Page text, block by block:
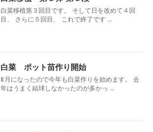
白菜移植第３回目です。 そして日を改めて４回
目、 さらに５回目、 これで終了です ...
白菜 ポット苗作り開始
8月になったので今年も白菜作りを始めます。 去
年はうまく結球しなかったのが多かっ ...